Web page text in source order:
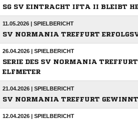
SG SV EINTRACHT IFTA II BLEIBT
11.05.2026 | SPIELBERICHT
SV NORMANIA TREFFURT
26.04.2026 | SPIELBERICHT
SERIE DES SV NORMANIA
ELFMETER
21.04.2026 | SPIELBERICHT
SV NORMANIA TREFFURT
12.04.2026 | SPIELBERICHT